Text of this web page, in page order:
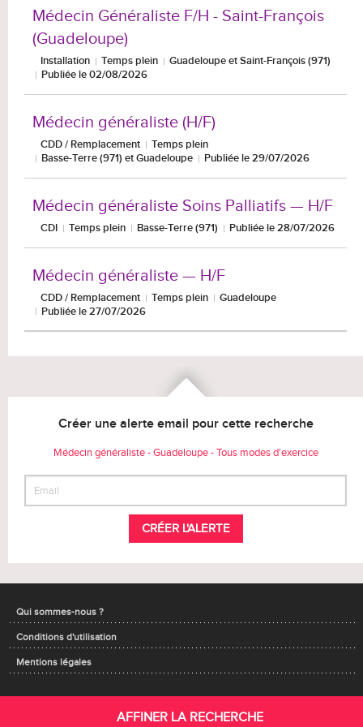
Médecin Généraliste F/H - Saint-François
(Guadeloupe)
Installation Temps plein
Guadeloupe et Saint-François (971)
Publiée le 02/08/2026
Médecin généraliste (H/F)
CDD / Remplacement
Temps plein
Basse-Terre (971) et Guadeloupe
Publiée le 29/07/2026
Médecin généraliste Soins Palliatifs — H/F
CDI Temps plein Basse-Terre (971) Publiée le 28/07/2026
Médecin généraliste — H/F
CDD / Remplacement Temps plein
Guadeloupe
Publiée le 27/07/2026
Créer une alerte email pour cette recherche
Médecin généraliste - Guadeloupe - Tous modes d'exercice
CRÉER L'ALERTE
Qui sommes-nous ?
Conditions d'utilisation
Mentions légales
AFFINER LA RECHERCHE